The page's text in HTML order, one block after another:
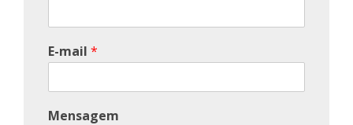
E-mail *
Mensagem